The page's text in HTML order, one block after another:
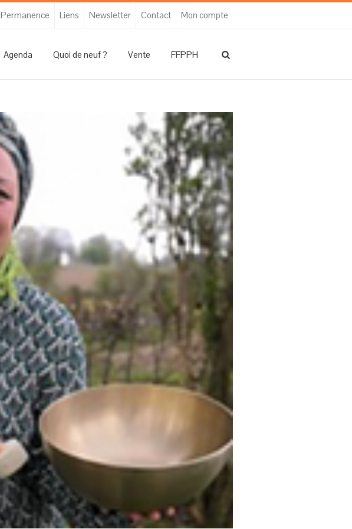
Permanence Liens Newsletter Contact Mon compte
Agenda Quoi de neuf ? Vente FFPPH